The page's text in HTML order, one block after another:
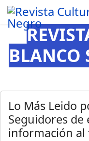
BLANCO
Lo Más Leido
Seguidores de
información al